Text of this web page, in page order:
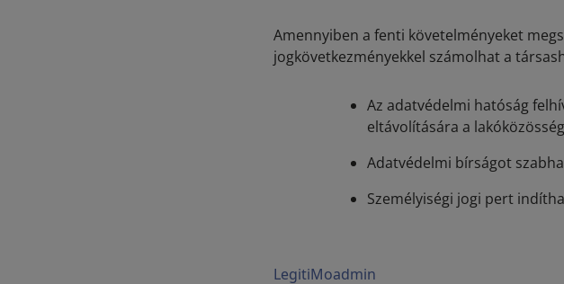
Amennyiben a fenti követelményeket
jogkövetkezményekkel számolhat a
Az adatvédelmi hatóság
eltávolítására a
Adatvédelmi bírságot
Személyiségi jogi pert
LegitiMoadmin